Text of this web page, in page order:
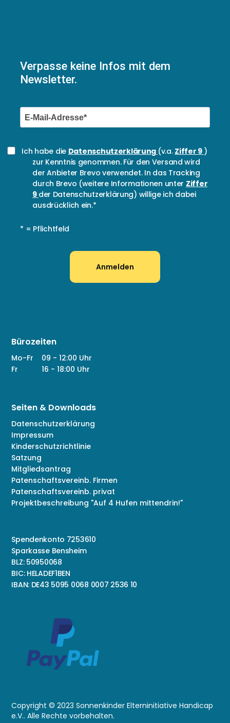
Verpasse keine Infos mit dem
Newsletter.
Ich habe die Datenschutzerklärung (v.a. Ziffer 9 )
zur Kenntnis genommen. Für den Versand wird
der Anbieter Brevo verwendet. In das Tracking
durch Brevo (weitere Informationen unter Ziffer
9 der Datenschutzerklärung) willige ich dabei
ausdrücklich ein.*
* = Pflichtfeld
Anmelden
Bürozeiten
Mo-Fr
Fr
09 - 12:00 Uhr
16 - 18:00 Uhr
Seiten & Downloads
Datenschutzerklärung
Impressum
Kinderschutzrichtlinie
Satzung
Mitgliedsantrag
Patenschaftsvereinb. Firmen
Patenschaftsvereinb. privat
Projektbeschreibung "Auf 4 Hufen mittendrin!"
Spendenkonto 7253610
Sparkasse Bensheim
BLZ: 50950068
BIC: HELADEF1BEN
IBAN: DE43 5095 0068 0007 2536 10
Copyright © 2023 Sonnenkinder Elterninitiative Handicap
e.V.. Alle Rechte vorbehalten.